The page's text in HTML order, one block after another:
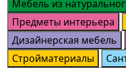
Мебель из
Предметы интерьера
Дизайнерская мебель
Стройматериалы